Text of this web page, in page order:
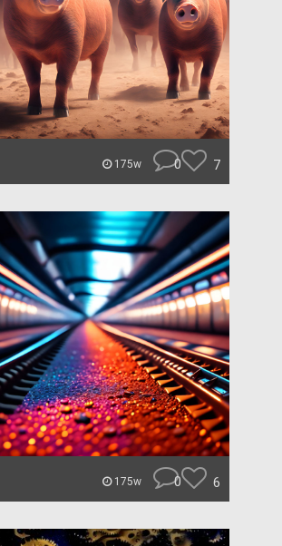
175w 0 7
175w 0 6